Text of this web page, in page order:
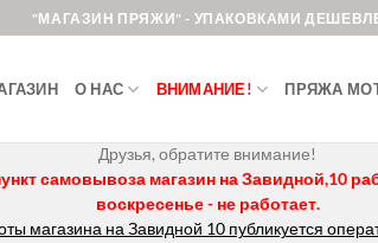
"МАГАЗИН ПРЯЖИ" - УПАКОВКАМИ
О НАС ВНИМАНИЕ! ПРЯЖА
Друзья, обратите внимание!
самовывоза магазин на Завидной,10
воскресенье - не работает.
магазина на Завидной 10 публикуется